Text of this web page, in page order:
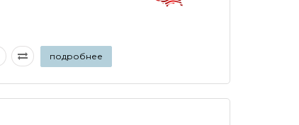
подробнее